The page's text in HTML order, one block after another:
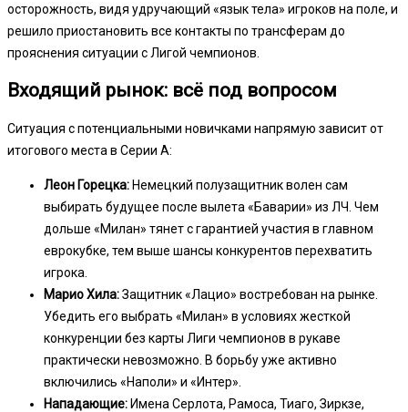
осторожность, видя удручающий «язык тела» игроков на поле, и
решило приостановить все контакты по трансферам до
прояснения ситуации с Лигой чемпионов.
Входящий рынок: всё под вопросом
Ситуация с потенциальными новичками напрямую зависит от
итогового места в Серии А:
Леон Горецка:Немецкий полузащитник волен сам
выбирать будущее после вылета «Баварии» из ЛЧ. Чем
дольше «Милан» тянет с гарантией участия в главном
еврокубке, тем выше шансы конкурентов перехватить
игрока.
Марио Хила:Защитник «Лацио» востребован на рынке.
Убедить его выбрать «Милан» в условиях жесткой
конкуренции без карты Лиги чемпионов в рукаве
практически невозможно. В борьбу уже активно
включились «Наполи» и «Интер».
Нападающие:Имена Серлота, Рамоса, Тиаго, Зиркзе,